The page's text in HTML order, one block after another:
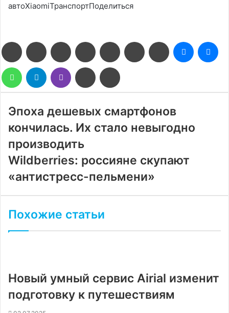
автоXiaomiТранспортПоделиться
FacebookTwitter LinkedIn Pinterest Reddit ВконтактеОдноклассники
Messenger
WhatsAppTelegram Viber
Поделиться
через
электронную
Эпоха дешевых смартфонов
кончилась. Их стало невыгодно
производить
Wildberries: россияне скупают
«антистресс-пельмени»
Похожие статьи
Новый умный сервис Airial изменит
подготовку к путешествиям